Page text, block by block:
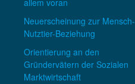
allem voran
Neuerscheinung zur Mensch-
Nutztier-Beziehung
Orientierung an den
Gründervätern der Sozialen
Marktwirtschaft